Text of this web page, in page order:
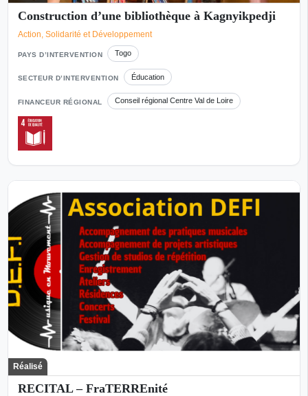
Construction d’une bibliothèque à Kagnyikpedji
Action, Solidarité et Développement
PAYS D’INTERVENTION Togo
SECTEUR D’INTERVENTION Éducation
FINANCEUR RÉGIONAL Conseil régional Centre Val de Loire
Réalisé
RECITAL – FraTERREnité